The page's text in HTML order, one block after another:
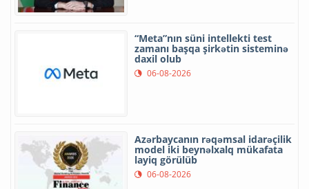
“Meta”nın süni intellekti test
zamanı başqa şirkətin sisteminə
daxil olub
06-08-2026
Azərbaycanın rəqəmsal idarəçilik
model iki beynəlxalq mükafata
layiq görülüb
06-08-2026